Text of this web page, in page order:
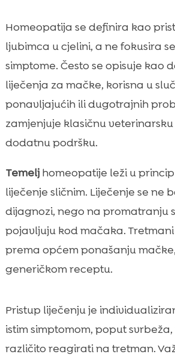
Homeopatija se definira kao
ljubimca u cjelini, a ne fokusira
simptome. Često se opisuje kao
liječenja za mačke, korisna u
ponavljajućih ili dugotrajnih
zamjenjuje klasičnu
dodatnu podršku.
Temeljhomeopatije leži u
liječenje sličnim. Liječenje se ne
dijagnozi, nego na promatranju
pojavljuju kod mačaka.
prema općem ponašanju
generičkom receptu.
Pristup liječenju je
istim simptomom, poput
različito reagirati na tretman.